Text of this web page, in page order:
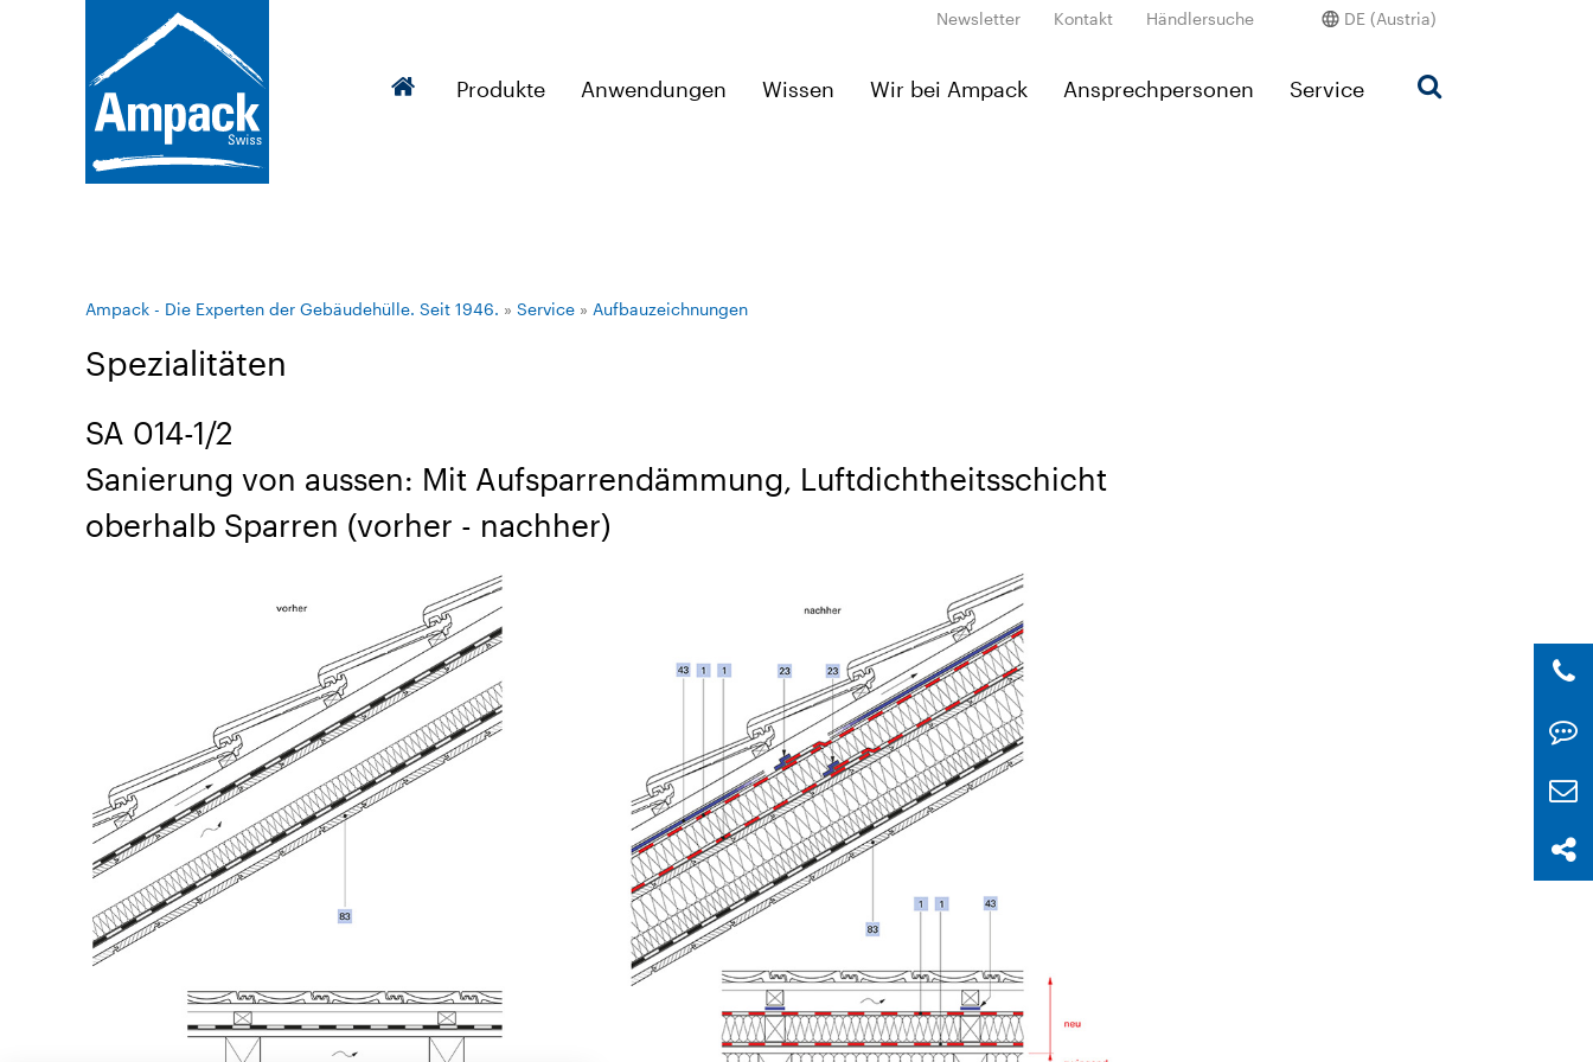
Newsletter Kontakt Händlersuche DE (Austria)
Produkte Anwendungen Wissen Wir bei Ampack Ansprechpersonen Service
Ampack - Die Experten der Gebäudehülle. Seit 1946. » Service » Aufbauzeichnungen
Spezialitäten
SA 014-1/2
Sanierung von aussen: Mit Aufsparrendämmung, Luftdichtheitsschicht
oberhalb Sparren (vorher - nachher)